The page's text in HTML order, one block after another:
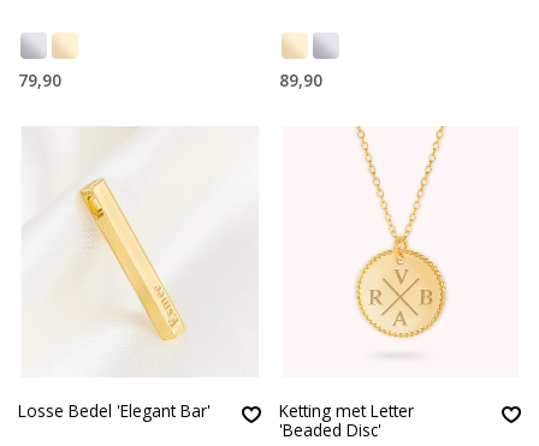
79,90 89,90
Losse Bedel 'Elegant Bar'
Ketting met Letter
'Beaded Disc'